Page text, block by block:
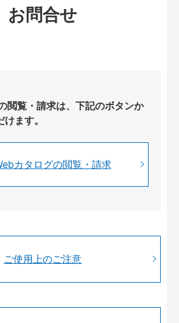
お問合せ
閲覧・請求は、下記のボタンか
ます。
カタログの閲覧・請求
ご使用上のご注意